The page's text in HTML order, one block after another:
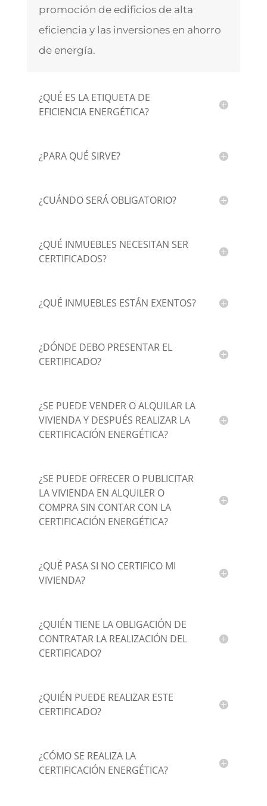
promoción de edificios de alta
eficiencia y las inversiones en ahorro
de energía.
¿QUÉ ES LA ETIQUETA DE
EFICIENCIA ENERGÉTICA?
¿PARA QUÉ SIRVE?
¿CUÁNDO SERÁ OBLIGATORIO?
¿QUÉ INMUEBLES NECESITAN SER
CERTIFICADOS?
¿QUÉ INMUEBLES ESTÁN EXENTOS?
¿DÓNDE DEBO PRESENTAR EL
CERTIFICADO?
¿SE PUEDE VENDER O ALQUILAR LA
VIVIENDA Y DESPUÉS REALIZAR LA
CERTIFICACIÓN ENERGÉTICA?
¿SE PUEDE OFRECER O PUBLICITAR
LA VIVIENDA EN ALQUILER O
COMPRA SIN CONTAR CON LA
CERTIFICACIÓN ENERGÉTICA?
¿QUÉ PASA SI NO CERTIFICO MI
VIVIENDA?
¿QUIÉN TIENE LA OBLIGACIÓN DE
CONTRATAR LA REALIZACIÓN DEL
CERTIFICADO?
¿QUIÉN PUEDE REALIZAR ESTE
CERTIFICADO?
¿CÓMO SE REALIZA LA
CERTIFICACIÓN ENERGÉTICA?